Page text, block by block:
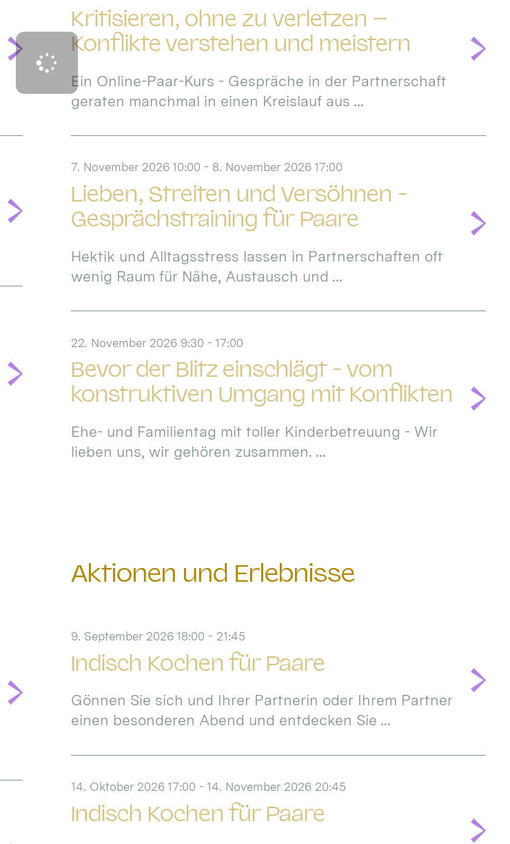
Kritisieren, ohne zu verletzen –
Konflikte verstehen und meistern
Ein Online-Paar-Kurs - Gespräche in der Partnerschaft
geraten manchmal in einen Kreislauf aus ...
Lieben, Streiten und Versöhnen -
Gesprächstraining für Paare
7. November 2026 10:00 - 8. November 2026 17:00
Hektik und Alltagsstress lassen in Partnerschaften oft
wenig Raum für Nähe, Austausch und ...
Bevor der Blitz einschlägt - vom
konstruktiven Umgang mit Konflikten
22. November 2026 9:30 - 17:00
Ehe- und Familientag mit toller Kinderbetreuung - Wir
lieben uns, wir gehören zusammen. ...
Aktionen und Erlebnisse
Indisch Kochen für Paare
9. September 2026 18:00 - 21:45
Gönnen Sie sich und Ihrer Partnerin oder Ihrem Partner
einen besonderen Abend und entdecken Sie ...
Indisch Kochen für Paare
14. Oktober 2026 17:00 - 14. November 2026 20:45